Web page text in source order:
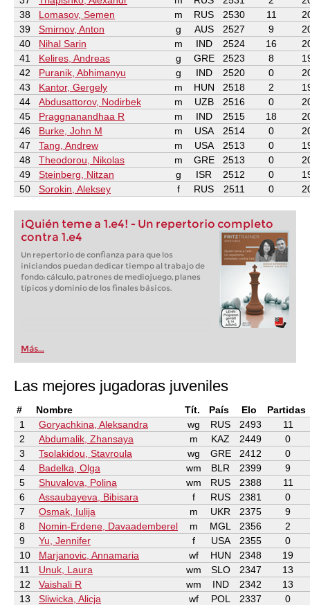
38
Lomasov, Semen m RUS 2530 11
39
Smirnov, Anton g AUS 2527 9
40
Nihal Sarin m IND 2524 16
41
Kelires, Andreas g GRE 2523 8
42
Puranik, Abhimanyu g IND 2520 0
43
Kantor, Gergely m HUN 2518 2
44
Abdusattorov, Nodirbek m UZB 2516 0
45
Praggnanandhaa R m IND 2515 18
46
Burke, John M m USA 2514 0
47
Tang, Andrew m USA 2513 0
48
Theodorou, Nikolas m GRE 2513 0
49
Steinberg, Nitzan g ISR 2512 0
50
Sorokin, Aleksey f RUS 2511 0
¡Quién teme a 1.e4! - Un repertorio completo
contra 1.e4
Un repertorio de confianza para que los
iniciandos puedan dedicar tiempo al trabajo de
fondo: cálculo, patrones de mediojuego, planes
típicos y dominio de los finales básicos.
Más...
Las mejores jugadoras juveniles
# Nombre Tít. País Elo
Partidas
1
Goryachkina, Aleksandra wg RUS 2493
11
2
Abdumalik, Zhansaya m KAZ 2449
0
3
Tsolakidou, Stavroula wg GRE 2412
0
4
Badelka, Olga wm BLR 2399
9
5
Shuvalova, Polina wm RUS 2388
11
6
Assaubayeva, Bibisara f RUS 2381
0
7
Osmak, Iulija m UKR 2375
9
8
Nomin-Erdene, Davaademberel m MGL 2356
2
9
Yu, Jennifer f USA 2355
0
10
Marjanovic, Annamaria wf HUN 2348
19
11
Unuk, Laura wm SLO 2347
13
12
Vaishali R wm IND 2342
13
13
Sliwicka, Alicja wf POL 2337
0